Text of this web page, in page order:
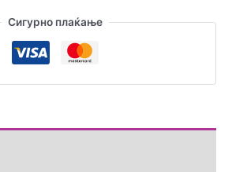
Сигурно плаќање